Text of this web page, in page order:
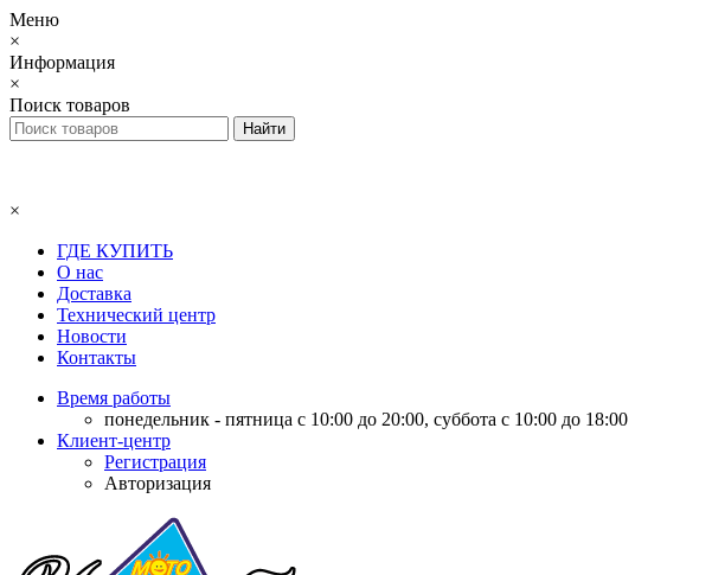
Меню
×
Информация
×
Поиск товаров
×
ГДЕ КУПИТЬ
О нас
Доставка
Технический центр
Новости
Контакты
Время работы
понедельник - пятница с 10:00 до 20:00, суббота с 10:00 до 18:00
Клиент-центр
Регистрация
Авторизация